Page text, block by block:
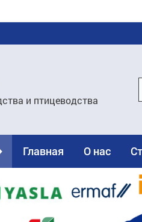
и птицеводства
Главная О нас